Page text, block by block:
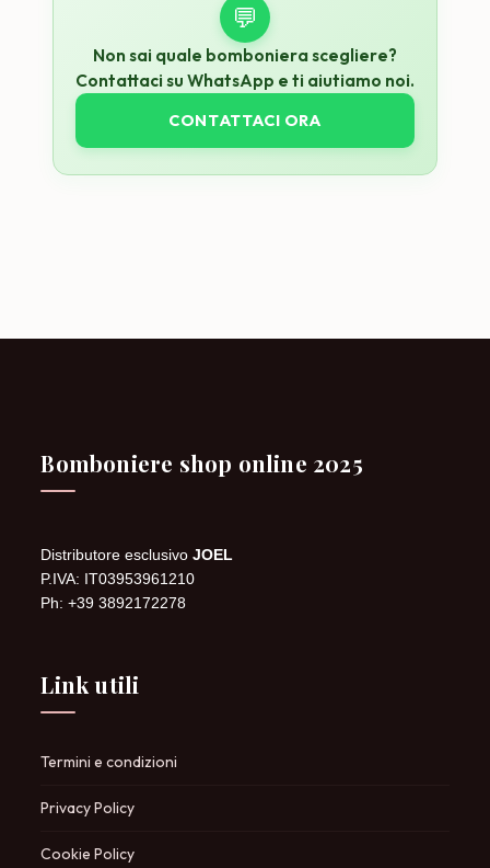
💬
Non sai quale bomboniera scegliere?
Contattaci su WhatsApp e ti aiutiamo noi.
CONTATTACI ORA
Bomboniere shop online 2025
Distributore esclusivoJOEL
P.IVA: IT03953961210
Ph: +39 3892172278
Link utili
Termini e condizioni
Privacy Policy
Cookie Policy